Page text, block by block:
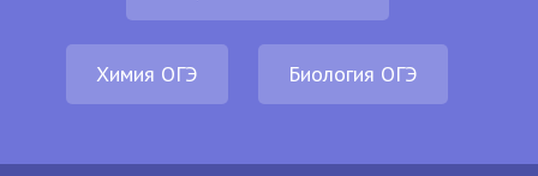
Химия ОГЭ Биология ОГЭ